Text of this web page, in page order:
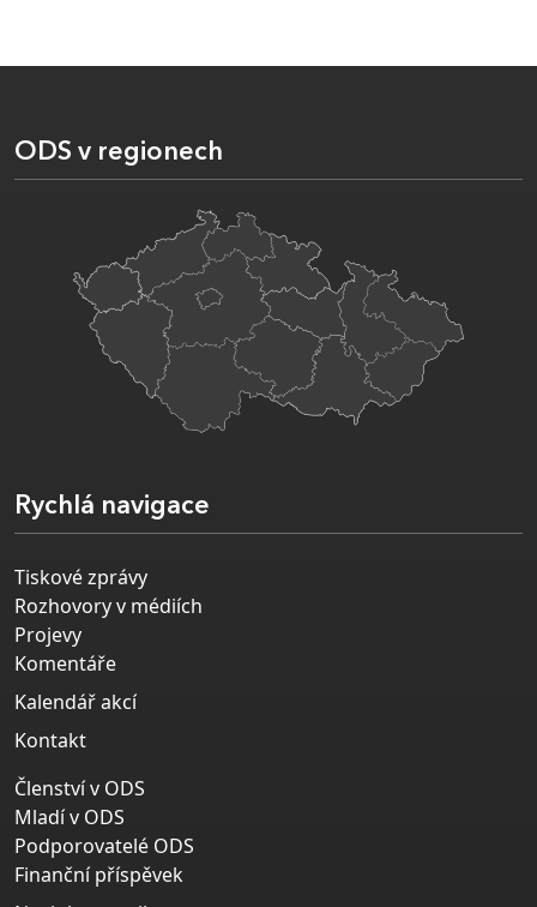
ODS v regionech
Rychlá navigace
Tiskové zprávy
Rozhovory v médiích
Projevy
Komentáře
Kalendář akcí
Kontakt
Členství v ODS
Mladí v ODS
Podporovatelé ODS
Finanční příspěvek